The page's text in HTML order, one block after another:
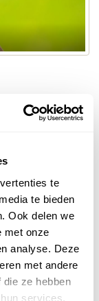
te
te bieden
Ook delen we
met onze
analyse. Deze
met andere
ze hebben
services.
vogels in
bekend en ook
mooie
uitzicht
van het
de bomen
in de
en groene
zijn